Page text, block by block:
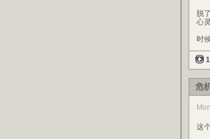
喜
脱
心
人
时
危
我
这